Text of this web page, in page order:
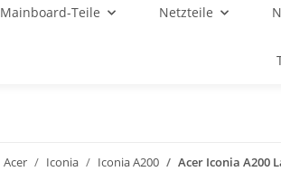
Mainboard-Teile Netzteile
Acer Iconia Iconia A200 Acer Iconia A200